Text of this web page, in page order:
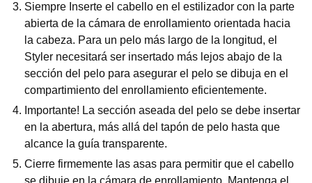
Siempre Inserte el cabello en el estilizador con la parte
abierta de la cámara de enrollamiento orientada hacia
la cabeza. Para un pelo más largo de la longitud, el
Styler necesitará ser insertado más lejos abajo de la
sección del pelo para asegurar el pelo se dibuja en el
compartimiento del enrollamiento eficientemente.
Importante! La sección aseada del pelo se debe insertar
en la abertura, más allá del tapón de pelo hasta que
alcance la guía transparente.
Cierre firmemente las asas para permitir que el cabello